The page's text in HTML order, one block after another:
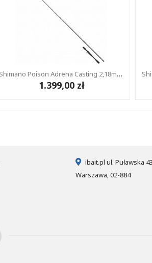
Shimano Poison Adrena Casting 2,18m 12-42g
1.399,00 zł
ibait.pl ul. Puławska
Warszawa, 02-884